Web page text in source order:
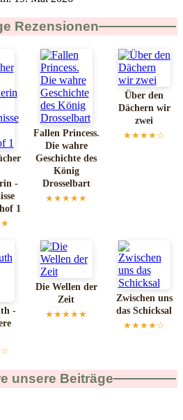
Rezensionen
-
1
Fallen Princess.
Die wahre
Geschichte des
König
Drosselbart
★★★★★
Über den
Dächern wir
zwei
★★★★☆
-
Die Wellen der
Zeit
★★★★★
Zwischen uns
das Schicksal
★★★★☆
unsere Beiträge